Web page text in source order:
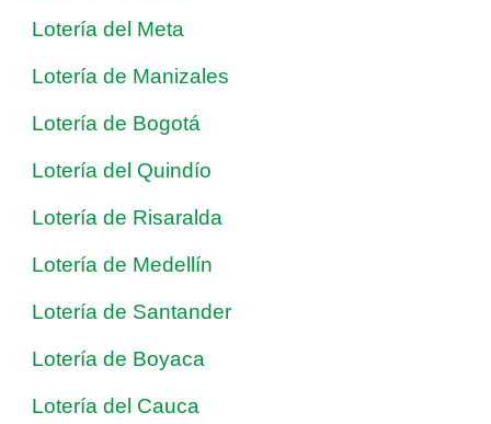
Lotería del Meta
Lotería de Manizales
Lotería de Bogotá
Lotería del Quindío
Lotería de Risaralda
Lotería de Medellín
Lotería de Santander
Lotería de Boyaca
Lotería del Cauca